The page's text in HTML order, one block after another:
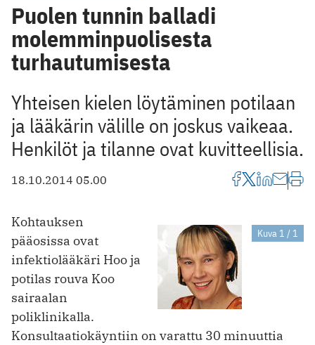
Puolen tunnin balladi
molemminpuolisesta
turhautumisesta
Yhteisen kielen löytäminen potilaan
ja lääkärin välille on joskus vaikeaa.
Henkilöt ja tilanne ovat kuvitteellisia.
18.10.2014 05.00
Kuva 1 / 1
Kohtauksen
pääosissa ovat
infektiolääkäri Hoo ja
potilas rouva Koo
sairaalan
poliklinikalla.
Konsultaatiokäyntiin on varattu 30 minuuttia